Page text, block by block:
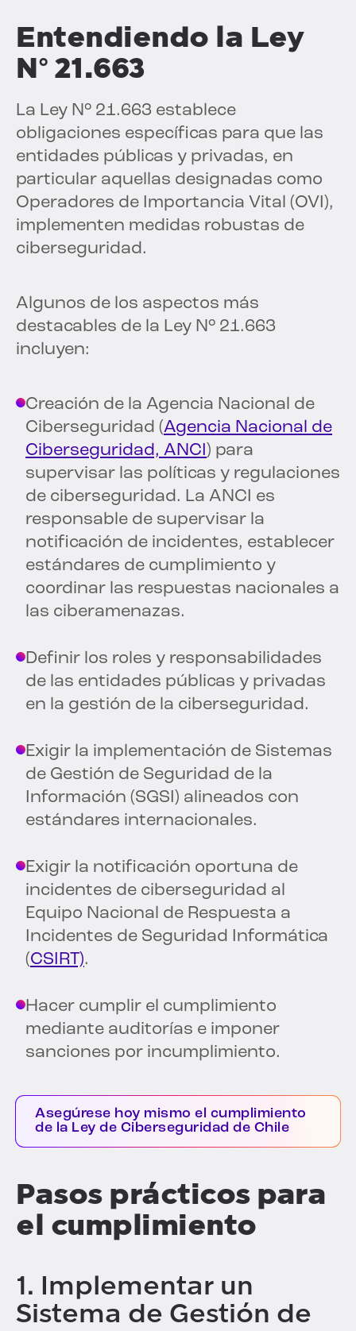
Entendiendo la Ley
N° 21.663
La Ley N° 21.663 establece
obligaciones específicas para que las
entidades públicas y privadas, en
particular aquellas designadas como
Operadores de Importancia Vital (OVI),
implementen medidas robustas de
ciberseguridad.
Algunos de los aspectos más
destacables de la Ley N° 21.663
incluyen:
Creación de la Agencia Nacional de
Ciberseguridad (Agencia Nacional de
Ciberseguridad, ANCI) para
supervisar las políticas y regulaciones
de ciberseguridad. La ANCI es
responsable de supervisar la
notificación de incidentes, establecer
estándares de cumplimiento y
coordinar las respuestas nacionales a
las ciberamenazas.
Definir los roles y responsabilidades
de las entidades públicas y privadas
en la gestión de la ciberseguridad.
Exigir la implementación de Sistemas
de Gestión de Seguridad de la
Información (SGSI) alineados con
estándares internacionales.
Exigir la notificación oportuna de
incidentes de ciberseguridad al
Equipo Nacional de Respuesta a
Incidentes de Seguridad Informática
(CSIRT).
Hacer cumplir el cumplimiento
mediante auditorías e imponer
sanciones por incumplimiento.
Asegúrese hoy mismo el cumplimiento
de la Ley de Ciberseguridad de Chile
Pasos prácticos para
el cumplimiento
1. Implementar un
Sistema de Gestión de